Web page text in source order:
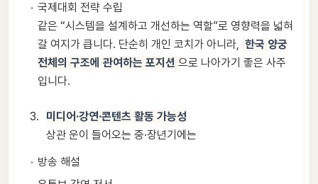
국제대회 전략 수립
같은 “시스템을 설계하고 개선하는 역할”로 영향력을 넓혀
갈 여지가 큽니다. 단순히 개인 코치가 아니라, 한국 양궁
전체의 구조에 관여하는 포지션 으로 나아가기 좋은 사주
입니다.
미디어·강연·콘텐츠 활동 가능성
상관 운이 들어오는 중·장년기에는
방송 해설